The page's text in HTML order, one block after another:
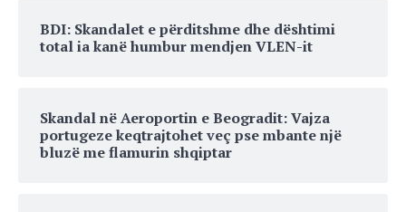
BDI: Skandalet e përditshme dhe dështimi
total ia kanë humbur mendjen VLEN-it
Skandal në Aeroportin e Beogradit: Vajza
portugeze keqtrajtohet veç pse mbante një
bluzë me flamurin shqiptar